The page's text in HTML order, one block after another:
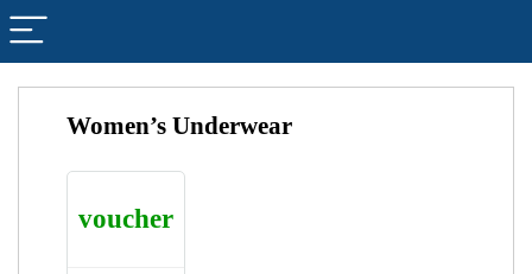
Women’s Underwear
voucher